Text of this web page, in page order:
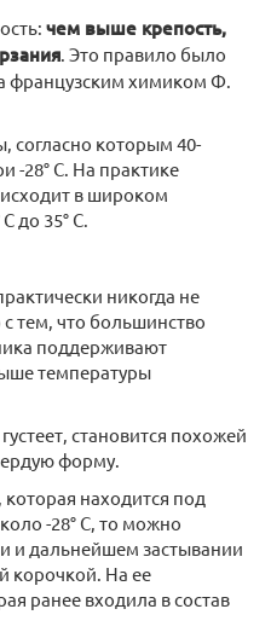
чем выше крепость,
. Это правило было
французским химиком Ф.
согласно которым 40-
-28° C. На практике
в широком
до 35° C.
никогда не
с тем, что большинство
поддерживают
температуры
становится похожей
форму.
находится под
-28° C, то можно
и дальнейшем застывании
корочкой. На ее
ранее входила в состав